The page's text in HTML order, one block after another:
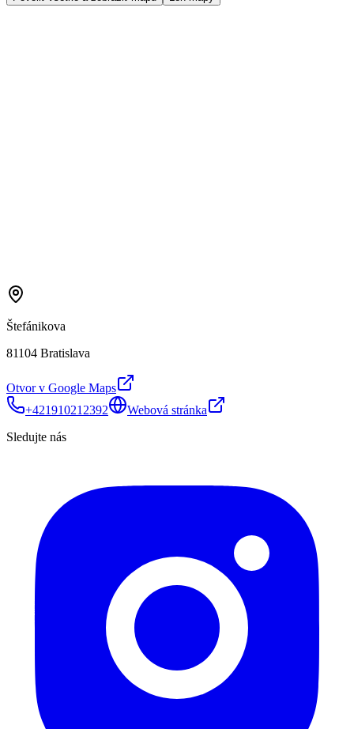
Štefánikova
81104 Bratislava
Otvor v Google Maps
+421910212392
Webová stránka
Sledujte nás